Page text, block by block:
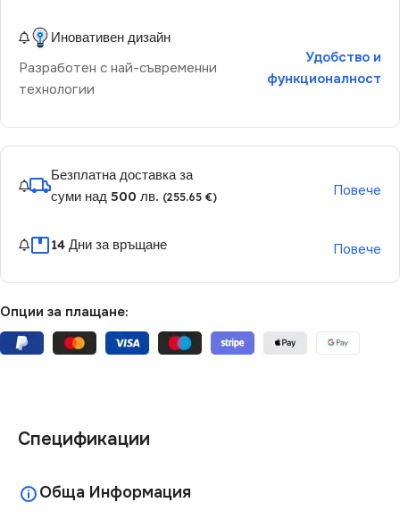
Иновативен дизайн
Разработен с най-съвременни
технологии
Удобство и
функционалност
Безплатна доставка за
суми над 500 лв. (255.65 €) Повече
14 Дни за връщане Повече
Опции за плащане:
Спецификации
Обща Информация